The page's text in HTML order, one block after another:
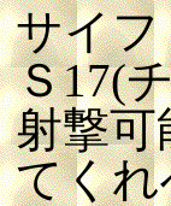
サイ
Ｓ17(
射撃可
てく